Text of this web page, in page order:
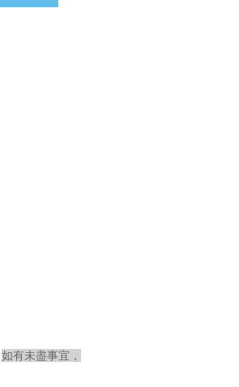
如有未盡事宜，